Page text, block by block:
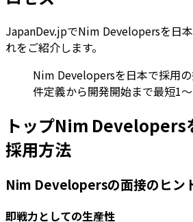
JapanDev.jpでNim Developersを日
れをご紹介します。
Nim Developersを日本で採用
件定義から開発開始まで最短1
トップNim Developers
採用方法
Nim Developersの面接のヒン
即戦力としての生産性